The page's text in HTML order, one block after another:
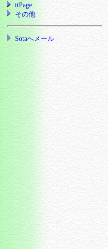
ttPage
その他
Sotaへメール